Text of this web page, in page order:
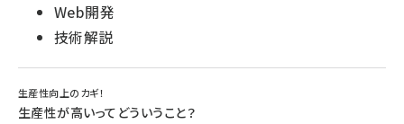
Web開発
技術解説
生産性向上のカギ！
生産性が高いってどういうこと？